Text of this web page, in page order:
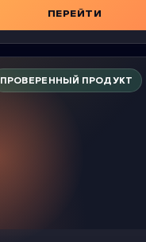
ПЕРЕЙТИ
ПРОВЕРЕННЫЙ ПРОДУКТ